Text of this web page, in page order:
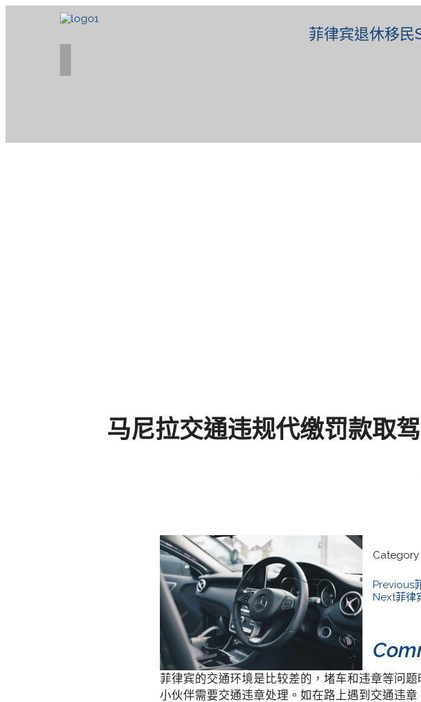
菲律宾退休移民
马尼拉交通违规代缴罚款取
菲律宾的交通环境是比较差的，堵车和违章等问
小伙伴需要交通违章处理。如在路上遇到交通违
Category
Previous
Next菲律